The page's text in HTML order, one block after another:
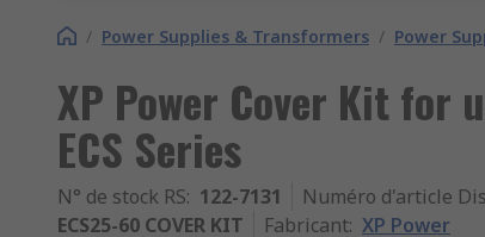
/ Power Supplies & Transformers / Power
XP Power Cover Kit for
ECS Series
N° de stock RS: 122-7131 Numéro d'article
ECS25-60 COVER KIT
Fabricant: XP Power